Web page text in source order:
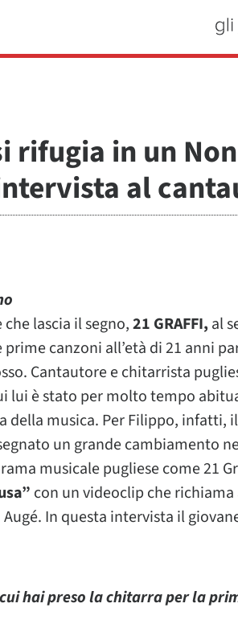
rifugia in un
al
lascia il segno,21 GRAFFI, al
canzoni all’età di 21 anni
Cantautore e chitarrista
lui è stato per molto tempo
della musica. Per Filippo, infatti,
un grande cambiamento
musicale pugliese come 21
con un videoclip che
In questa intervista il
hai preso la chitarra per la